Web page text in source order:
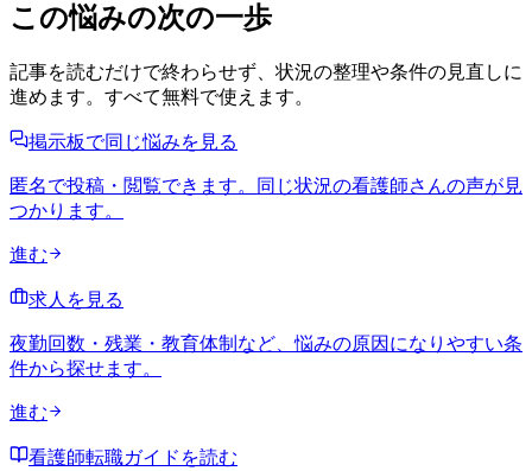
この悩みの次の一歩
記事を読むだけで終わらせず、状況の整理や条件の見直しに
進めます。すべて無料で使えます。
掲示板で同じ悩みを見る
匿名で投稿・閲覧できます。同じ状況の看護師さんの声が見
つかります。
進む
求人を見る
夜勤回数・残業・教育体制など、悩みの原因になりやすい条
件から探せます。
進む
看護師転職ガイドを読む